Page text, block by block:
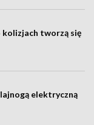
kolizjach tworzą się
elektryczną